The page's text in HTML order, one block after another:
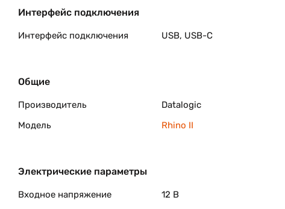
Интерфейс подключения
Интерфейс подключения USB, USB-C
Общие
Производитель
Datalogic
Модель
Rhino II
Электрические параметры
Входное напряжение 12 В